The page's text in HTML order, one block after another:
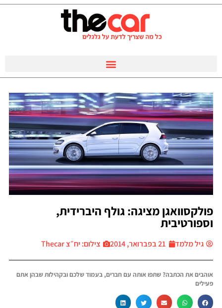
פולקסוואגן מציגה: גולף היברידית,
וספורטיבית
גיל מלמד 21 בפברואר, 2014 צילום: יח״צ Thecar
אוהבים את הכתבה? שתפו אותה עם חברים, בעמוד שלכם ובקהילות שבהן אתם
פעילים